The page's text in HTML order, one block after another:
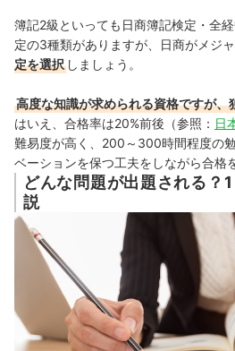
簿記2級といっても日商簿記検定・全
定の3種類がありますが、日商がメジャ
定を選択 しましょう。
高度な知識が求められる資格ですが、
はいえ、合格率は20%前後 （参照： 日
難易度が高く
200～300時間程度の
ベーションを保つ工夫をしながら合格
どんな問題が出題される？
説